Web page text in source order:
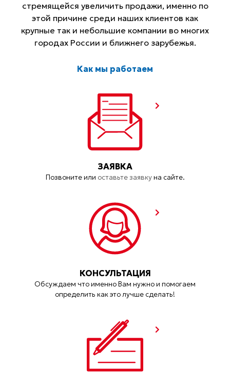
стремящейся увеличить продажи, именно по
этой причине среди наших клиентов как
крупные так и небольшие компании во многих
городах России и ближнего зарубежья.
Как мы работаем
ЗАЯВКА
Позвоните или оставьте заявкуна сайте.
КОНСУЛЬТАЦИЯ
Обсуждаем что именно Вам нужно и помогаем
определить как это лучше сделать!